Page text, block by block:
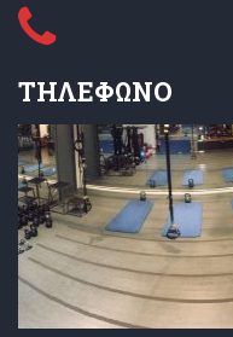
ΤΗΛΕΦΩΝΟ